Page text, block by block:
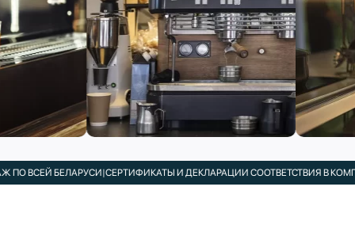
БЕЛАРУСИ|СЕРТИФИКАТЫ И ДЕКЛАРАЦИИ СООТВЕТСТВИЯ В КОМПЛЕКТЕ|